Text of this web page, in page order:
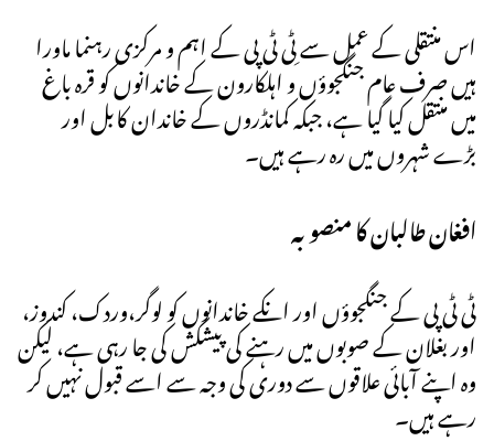
اس منتقلی کے عمل سے ٹِی ٹی پی کے اہم و مرکزی رہنما ماورا
ہیں صرف عام جنگجوؤں و اہلکارون کے خاندانوں کو قرہ باغ
میں منتقل کیا گیا ہے، جبکہ کمانڈروں کے خاندان کابل اور
بڑے شہروں میں رہ رہے ہیں۔
افغان طالبان کا منصوبہ
ٹی ٹی پی کے جنگجوؤں اور انکے خاندانوں کو لوگر،وردک، کندوز،
اور بغلان کے صوبوں میں رہنے کی پیشکش کی جا رہی ہے، لیکن
وہ اپنے آبائی علاقوں سے دوری کی وجہ سے اسے قبول نہیں کر
رہے ہیں۔